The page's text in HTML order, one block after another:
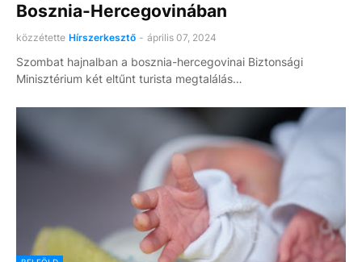
Bosznia-Hercegovinában
közzétette Hírszerkesztő - április 07, 2024
Szombat hajnalban a bosznia-hercegovinai Biztonsági
Minisztérium két eltűnt turista megtalálás…